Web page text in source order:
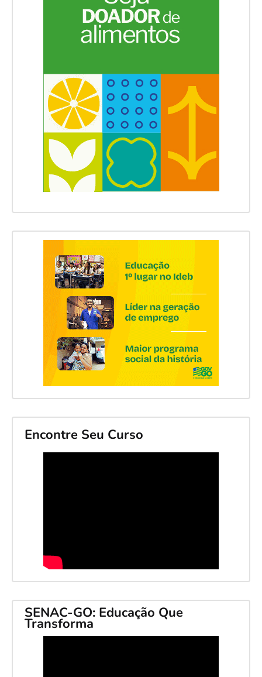
Encontre Seu Curso
SENAC-GO: Educação Que
Transforma